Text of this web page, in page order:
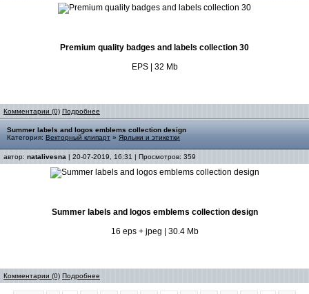
Premium quality badges and labels collection 30
EPS | 32 Mb
Комментарии (0) Подробнее
Summer labels and logos emblems collection design
Категория: Векторный клипарт » Ярлыки и этикетки
автор: natalivesna | 20-07-2019, 16:31 | Просмотров: 359
Summer labels and logos emblems collection design
16 eps + jpeg | 30.4 Mb
Комментарии (0) Подробнее